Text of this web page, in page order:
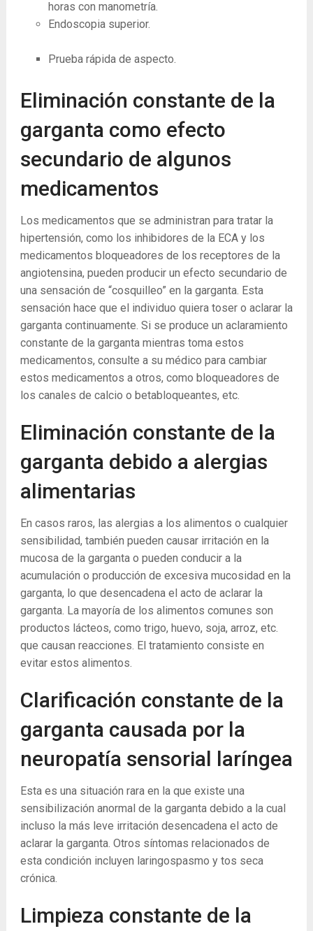
horas con manometría.
Endoscopia superior.
Prueba rápida de aspecto.
Eliminación constante de la
garganta como efecto
secundario de algunos
medicamentos
Los medicamentos que se administran para tratar la
hipertensión, como los inhibidores de la ECA y los
medicamentos bloqueadores de los receptores de la
angiotensina, pueden producir un efecto secundario de
una sensación de “cosquilleo” en la garganta. Esta
sensación hace que el individuo quiera toser o aclarar la
garganta continuamente. Si se produce un aclaramiento
constante de la garganta mientras toma estos
medicamentos, consulte a su médico para cambiar
estos medicamentos a otros, como bloqueadores de
los canales de calcio o betabloqueantes, etc.
Eliminación constante de la
garganta debido a alergias
alimentarias
En casos raros, las alergias a los alimentos o cualquier
sensibilidad, también pueden causar irritación en la
mucosa de la garganta o pueden conducir a la
acumulación o producción de excesiva mucosidad en la
garganta, lo que desencadena el acto de aclarar la
garganta. La mayoría de los alimentos comunes son
productos lácteos, como trigo, huevo, soja, arroz, etc.
que causan reacciones. El tratamiento consiste en
evitar estos alimentos.
Clarificación constante de la
garganta causada por la
neuropatía sensorial laríngea
Esta es una situación rara en la que existe una
sensibilización anormal de la garganta debido a la cual
incluso la más leve irritación desencadena el acto de
aclarar la garganta. Otros síntomas relacionados de
esta condición incluyen laringospasmo y tos seca
crónica.
Limpieza constante de la